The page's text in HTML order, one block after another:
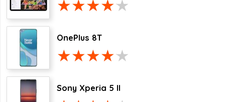
OnePlus 8T
Sony Xperia 5 II